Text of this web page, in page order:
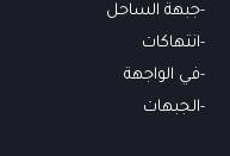
جبهة الساحل
انتهاكات
في الواجهة
الجبهات